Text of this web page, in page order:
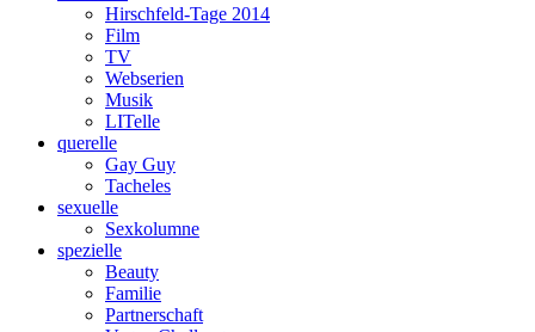
Hirschfeld-Tage 2014
Film
TV
Webserien
Musik
LITelle
querelle
Gay Guy
Tacheles
sexuelle
Sexkolumne
spezielle
Beauty
Familie
Partnerschaft